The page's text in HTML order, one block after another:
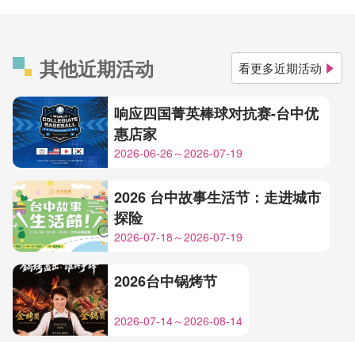
其他近期活动 看更多近期活动
响应四国菁英棒球对抗赛-台中优
惠店家
2026-06-26～2026-07-19
2026 台中故事生活节：走进城市
探险
2026-07-18～2026-07-19
2026台中锅烤节
2026-07-14～2026-08-14